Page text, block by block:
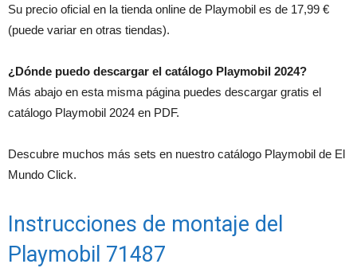
Su precio oficial en la tienda online de Playmobil es de 17,99 €
(puede variar en otras tiendas).
¿Dónde puedo descargar el catálogo Playmobil 2024?
Más abajo en esta misma página puedes descargar gratis el
catálogo Playmobil 2024 en PDF.
Descubre muchos más sets en nuestro catálogo Playmobil de El
Mundo Click.
Instrucciones de montaje del
Playmobil 71487